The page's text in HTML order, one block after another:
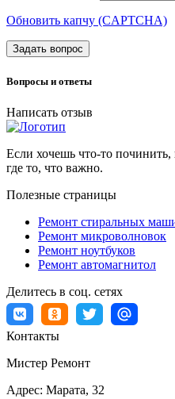
Обновить капчу (CAPTCHA)
Задать вопрос
Вопросы и ответы
Написать отзыв
Если хочешь что-то
где то, что важно.
Полезные страницы
Ремонт стиральных
Ремонт микроволновок
Ремонт ноутбуков
Ремонт автомагнитол
Делитесь в соц. сетях
Контакты
Мистер Ремонт
Адрес: Марата, 32